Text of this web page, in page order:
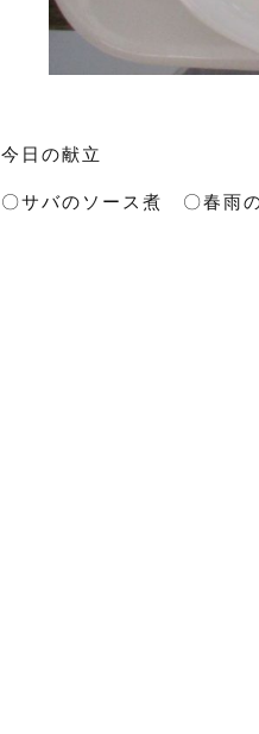
今日の献立
〇サバのソース煮 〇春雨